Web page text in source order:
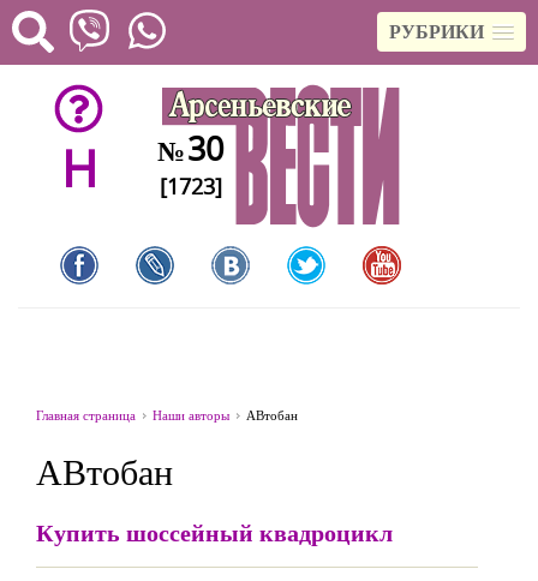
РУБРИКИ
H №30
[1723]
Главная страница Наши авторы АВтобан
АВтобан
Купить шоссейный квадроцикл